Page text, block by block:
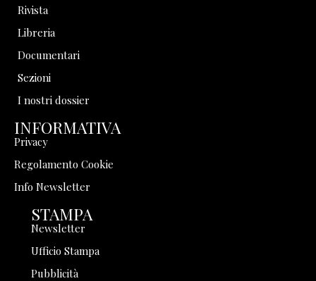
Rivista
Libreria
Documentari
Sezioni
I nostri dossier
INFORMATIVA
Privacy
Regolamento Cookie
Info Newsletter
STAMPA
Newsletter
Ufficio Stampa
Pubblicità